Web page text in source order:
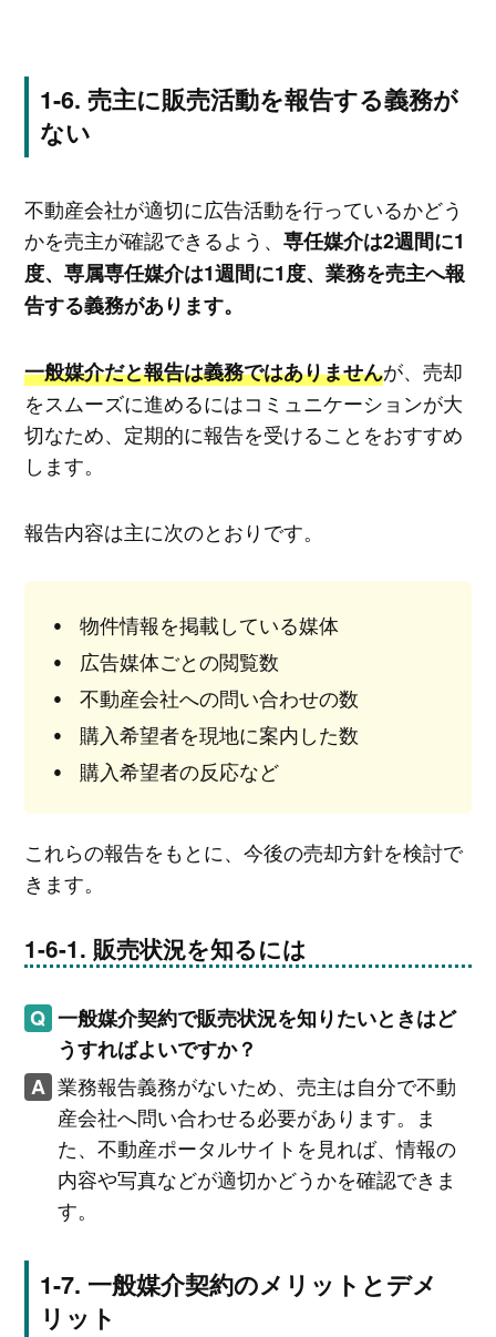
売主に販売活動を報告する義務が
ない
不動産会社が適切に広告活動を行っているかどう
かを売主が確認できるよう、 専任媒介は2週間に1
度、専属専任媒介は1週間に1度、業務を売主へ報
告する義務があります。
一般媒介だと報告は義務ではありませんが、売却
をスムーズに進めるにはコミュニケーションが大
切なため、定期的に報告を受けることをおすすめ
します。
報告内容は主に次のとおりです。
物件情報を掲載している媒体
広告媒体ごとの閲覧数
不動産会社への問い合わせの数
購入希望者を現地に案内した数
購入希望者の反応など
これらの報告をもとに、今後の売却方針を検討で
きます。
販売状況を知るには
一般媒介契約で販売状況を知りたいときはど
うすればよいですか？
業務報告義務がないため、売主は自分で不動
産会社へ問い合わせる必要があります。ま
た、不動産ポータルサイトを見れば、情報の
内容や写真などが適切かどうかを確認できま
す。
一般媒介契約のメリットとデメ
リット